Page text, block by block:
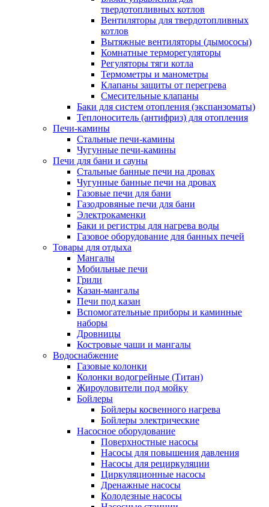
твердотопливных котлов
Вентиляторы для твердотопливных
котлов
Вытяжные вентиляторы (дымососы)
Комнатные терморегуляторы
Регуляторы тяги котла
Термометры и манометры
Клапаны защиты от перегрева
Смесительные клапаны
Баки для систем отопления (экспанзоматы)
Теплоноситель (антифриз) для отопления
Печи-камины
Стальные печи-камины
Чугунные печи-камины
Печи для бани и сауны
Стальные банные печи на дровах
Чугунные банные печи на дровах
Газовые печи для бани
Газодровяные печи для бани
Электрокаменки
Баки и регистры для нагрева воды
Газовое оборудование для банных печей
Товары для отдыха
Мангалы
Мобильные печи
Грили
Казан-мангалы
Печи под казан
Вспомогательные приборы и каминные
наборы
Дровницы
Костровые чаши и мангалы
Водоснабжение
Газовые колонки
Колонки водогрейные (Титан)
Жироуловители под мойку
Бойлеры
Бойлеры косвенного нагрева
Бойлеры электрические
Насосное оборудование
Поверхностные насосы
Насосы для повышения давления
Насосы для рециркуляции
Циркуляционные насосы
Дренажные насосы
Колодезные насосы